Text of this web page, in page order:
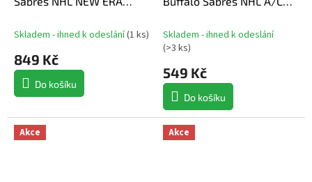
Skladem - ihned k odeslání(1 ks)
849 Kč
Do košíku
Skladem - ihned k odeslání
(>3 ks)
549 Kč
Do košíku
Akce Akce